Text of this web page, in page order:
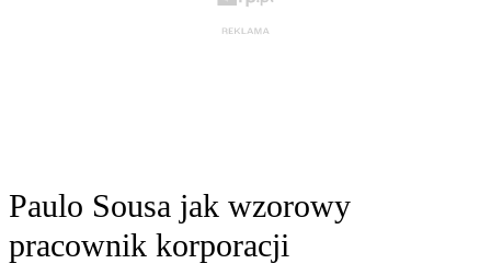
Paulo Sousa jak wzorowy
pracownik korporacji